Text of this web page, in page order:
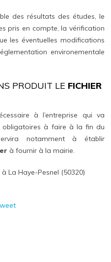
des résultats des études, le
pris en compte, la vérification
les éventuelles modifications
environementale
PRODUIT LE FICHIER
à l’entreprise qui va
obligatoires à faire à la fin du
notamment à établir
à fournir à la mairie.
La Haye-Pesnel (50320)